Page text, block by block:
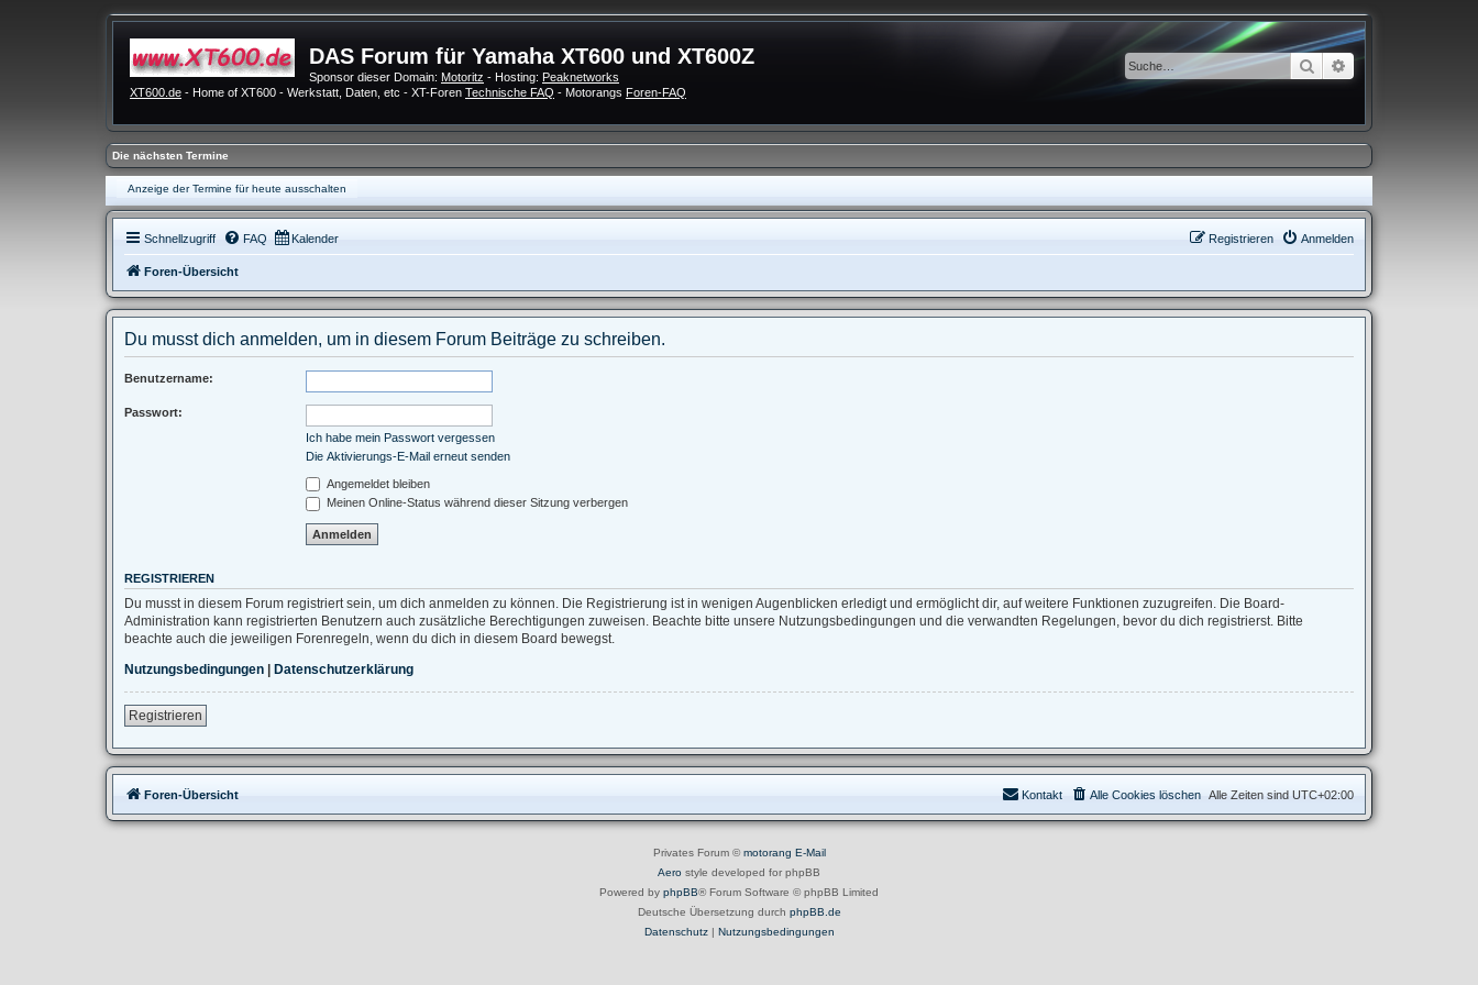
DAS Forum für Yamaha XT600 und XT600Z
Sponsor dieser Domain: Motoritz - Hosting: Peaknetworks
XT600.de - Home of XT600 - Werkstatt, Daten, etc - XT-Foren Technische FAQ - Motorangs Foren-FAQ
Suche Erweiterte Suche
Die nächsten Termine
Anzeige der Termine für heute ausschalten
Schnellzugriff FAQ Kalender Anmelden
Registrieren
Foren-Übersicht
Du musst dich anmelden, um in diesem Forum Beiträge zu schreiben.
Benutzername:
Passwort:
Ich habe mein Passwort vergessen
Die Aktivierungs-E-Mail erneut senden
Angemeldet bleiben
Meinen Online-Status während dieser Sitzung verbergen
REGISTRIEREN
Du musst in diesem Forum registriert sein, um dich anmelden zu können. Die Registrierung ist in wenigen Augenblicken erledigt und ermöglicht dir, auf weitere Funktionen zuzugreifen. Die Board-
Administration kann registrierten Benutzern auch zusätzliche Berechtigungen zuweisen. Beachte bitte unsere Nutzungsbedingungen und die verwandten Regelungen, bevor du dich registrierst. Bitte
beachte auch die jeweiligen Forenregeln, wenn du dich in diesem Board bewegst.
Nutzungsbedingungen
Datenschutzerklärung
Registrieren
Foren-Übersicht Alle Zeiten sind UTC+02:00
Alle Cookies löschen
Kontakt
Privates Forum ©motorang E-Mail
Aero style developed for phpBB
Powered by phpBB® Forum Software © phpBB Limited
Deutsche Übersetzung durch phpBB.de
Datenschutz| Nutzungsbedingungen